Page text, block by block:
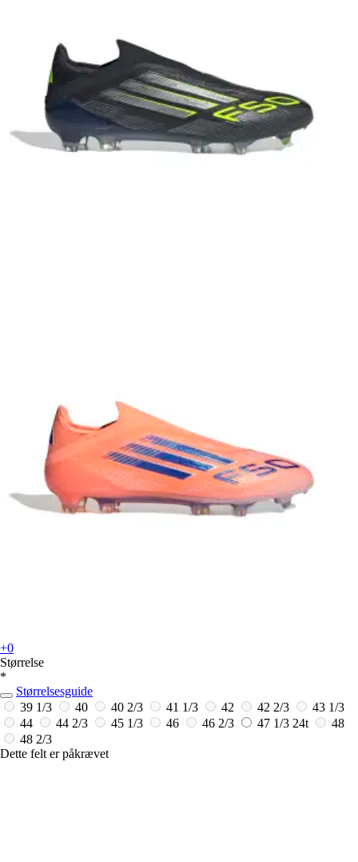
+0
Størrelse
*
Størrelsesguide
39 1/3
40 40 2/3 41 1/3 42 42 2/3
43 1/3
44
44 2/3 45 1/3 46 46 2/3 47 1/3 24t
48
48 2/3
Dette felt er påkrævet